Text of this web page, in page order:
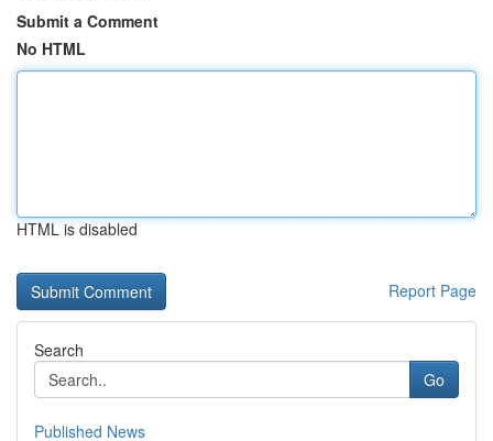
Submit a Comment
No HTML
HTML is disabled
Report Page
Search
Go
Published News